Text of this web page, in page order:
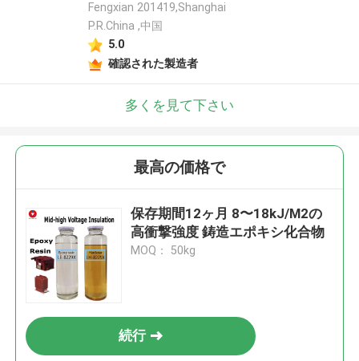
Fengxian 201419,Shanghai
P.R.China ,中国
5.0
確認された製造者
多くを見て下さい
最高の価格で
保存期間12ヶ月 8〜18kJ/M2の
高衝撃強度 鋳造エポキシ化合物
MOQ： 50kg
続行